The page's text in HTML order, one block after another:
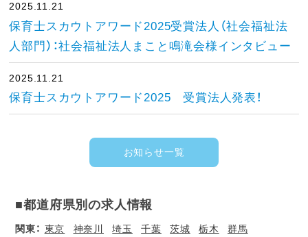
2025.11.21
保育士スカウトアワード2025受賞法人（社会福祉法
人部門）：社会福祉法人まこと鳴滝会様インタビュー
2025.11.21
保育士スカウトアワード2025 受賞法人発表！
お知らせ一覧
■都道府県別の求人情報
関東： 東京 神奈川 埼玉 千葉 茨城 栃木 群馬